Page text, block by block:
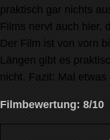
praktisch gar nichts
Films nervt auch hier,
Der Film ist von vorn
Längen gibt es
nicht. Fazit: Mal
Filmbewertung: 8/10